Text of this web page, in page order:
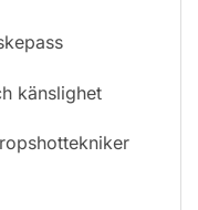
känslighet